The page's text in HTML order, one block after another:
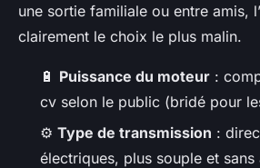
une sortie familiale ou entre amis,
clairement le choix le plus malin.
🔋 Puissance du moteur :
cv selon le public (bridé pour
⚙️ Type de transmission :
électriques, plus souple et